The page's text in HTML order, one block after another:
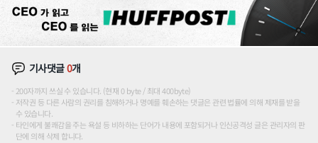
기사댓글0개
200자까지 쓰실 수 있습니다. (현재 0 byte / 최대 400byte)
저작권 등 다른 사람의 권리를 침해하거나 명예를 훼손하는 댓글은 관련 법률에 의해 제재를 받을
수 있습니다.
타인에게 불쾌감을 주는 욕설 등 비하하는 단어가 내용에 포함되거나 인신공격성 글은 관리자의 판
단에 의해 삭제 합니다.